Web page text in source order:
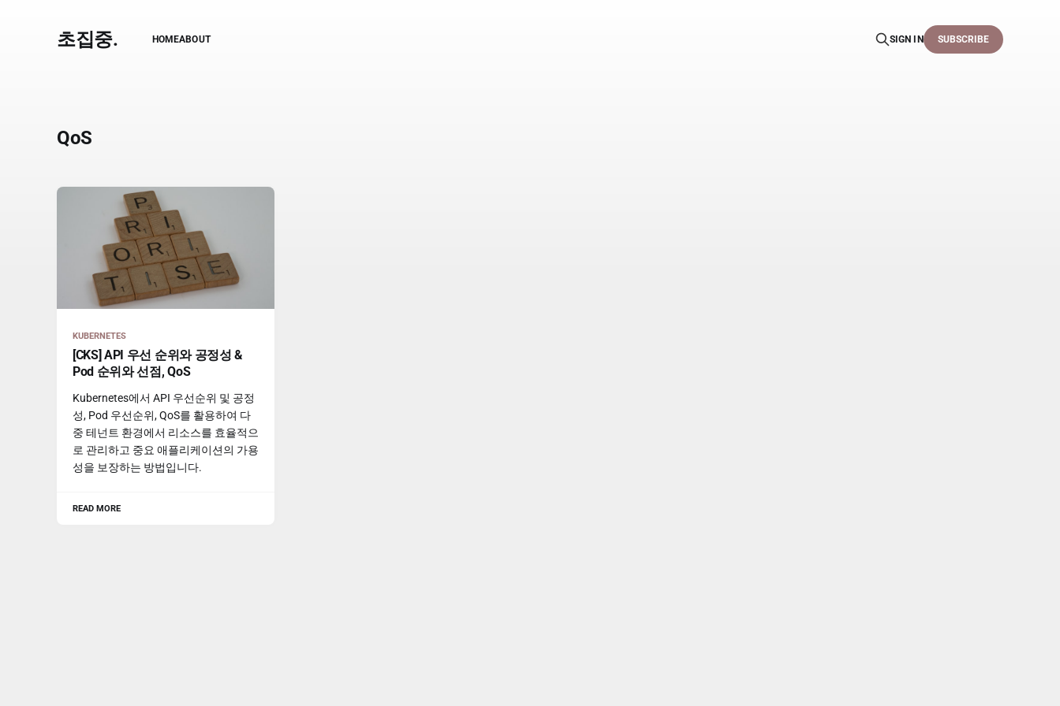
초집중. HOMEABOUT SIGN IN SUBSCRIBE
QoS
KUBERNETES
[CKS] API 우선 순위와 공정성 &
Pod 순위와 선점, QoS
Kubernetes에서 API 우선순위 및 공정
성, Pod 우선순위, QoS를 활용하여 다
중 테넌트 환경에서 리소스를 효율적으
로 관리하고 중요 애플리케이션의 가용
성을 보장하는 방법입니다.
READ MORE